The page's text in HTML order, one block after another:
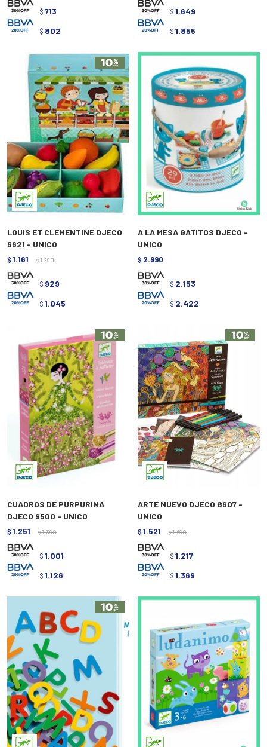
$ 713
$ 802
$ 1.649
$ 1.855
LOUIS ET CLEMENTINE DJECO
6621 - UNICO
$ 1.161 $ 1.290
$ 929
$ 1.045
A LA MESA GATITOS DJECO -
UNICO
$ 2.990
$ 2.153
$ 2.422
CUADROS DE PURPURINA
DJECO 9500 - UNICO
$ 1.251 $ 1.390
$ 1.001
$ 1.126
ARTE NUEVO DJECO 8607 -
UNICO
$ 1.521 $ 1.690
$ 1.217
$ 1.369